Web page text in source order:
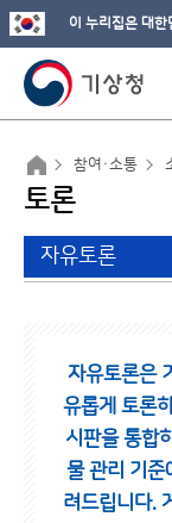
이 누리집은 대
참여·소통
토론
자유토론
자유토론은
유롭게 토론
시판을 통합
물 관리 기준
려드립니다.